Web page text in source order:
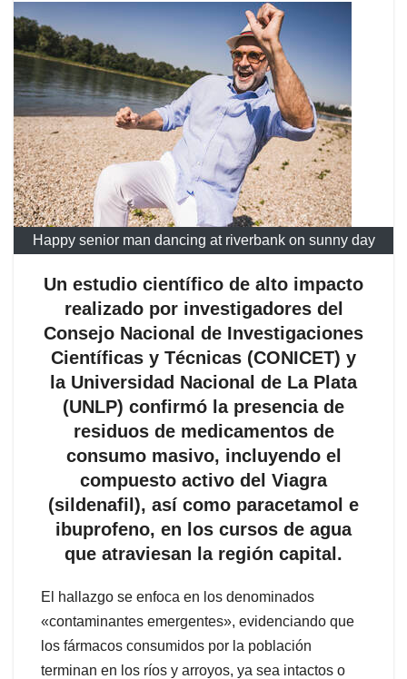
Happy senior man dancing at riverbank on sunny day
Un estudio científico de alto impacto
realizado por investigadores del
Consejo Nacional de Investigaciones
Científicas y Técnicas (CONICET) y
la Universidad Nacional de La Plata
(UNLP) confirmó la presencia de
residuos de medicamentos de
consumo masivo, incluyendo el
compuesto activo del Viagra
(sildenafil), así como paracetamol e
ibuprofeno, en los cursos de agua
que atraviesan la región capital.
El hallazgo se enfoca en los denominados
«contaminantes emergentes», evidenciando que
los fármacos consumidos por la población
terminan en los ríos y arroyos, ya sea intactos o